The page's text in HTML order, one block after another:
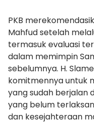
PKB
Mahfud setelah
termasuk evaluasi
dalam memimpin
sebelumnya. H.
komitmennya untuk
yang sudah berjalan
yang belum
dan kesejahteraan